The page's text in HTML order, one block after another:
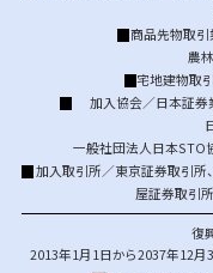
商品先物取
農
宅地建物取
加入協会／日本証券
一般社団法人日本STO
加入取引所／東京証券取引所
屋証券取引
復
2013年1月1日から2037年12月